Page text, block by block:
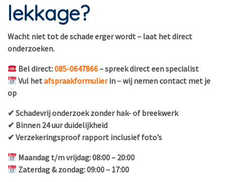
lekkage?
Wacht niet tot de schade erger wordt – laat het direct
onderzoeken.
Bel direct:085-0647866– spreek direct een specialist
Vul hetafspraakformulierin – wij nemen contact met je
op
✔ Schadevrij onderzoek zonder hak- of breekwerk
✔ Binnen 24 uur duidelijkheid
✔ Verzekeringsproof rapport inclusief foto’s
Maandag t/m vrijdag: 08:00 – 20:00
Zaterdag & zondag: 09:00 – 17:00